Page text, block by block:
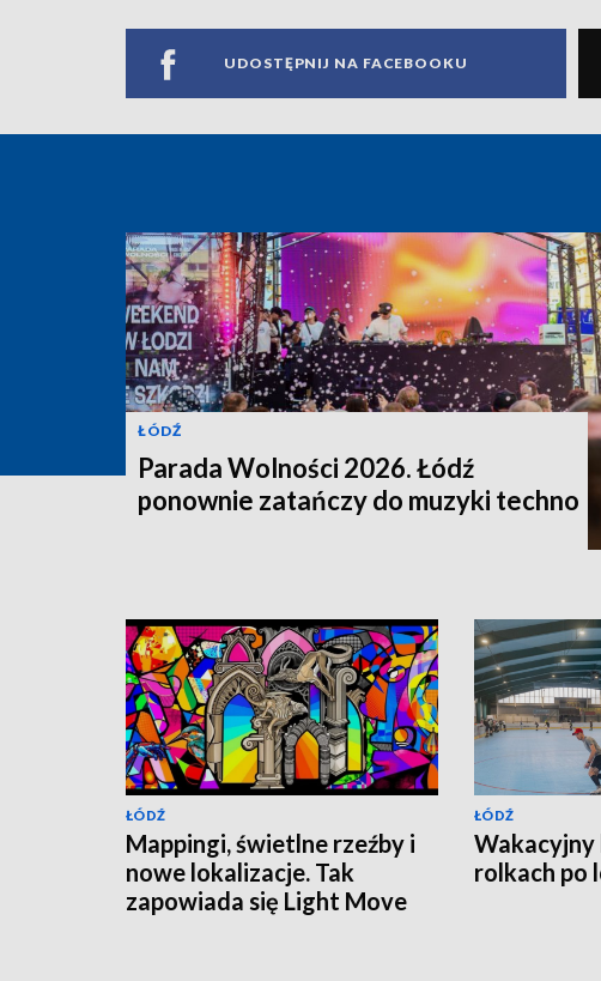
UDOSTĘPNIJ NA FACEBOOKU
ŁÓDŹ
Parada Wolności 2026. Łódź
ponownie zatańczy do muzyki techno
ŁÓDŹ
Mappingi, świetlne rzeźby i
nowe lokalizacje. Tak
zapowiada się Light Move
ŁÓDŹ
Wakacyjny
rolkach po